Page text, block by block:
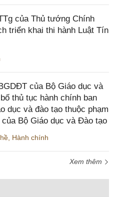
của Thủ tướng Chính
triển khai thi hành Luật Tín
của Bộ Giáo dục và
thủ tục hành chính ban
dục và đào tạo thuộc phạm
Bộ Giáo dục và Đào tạo
Hành chính
Xem thêm